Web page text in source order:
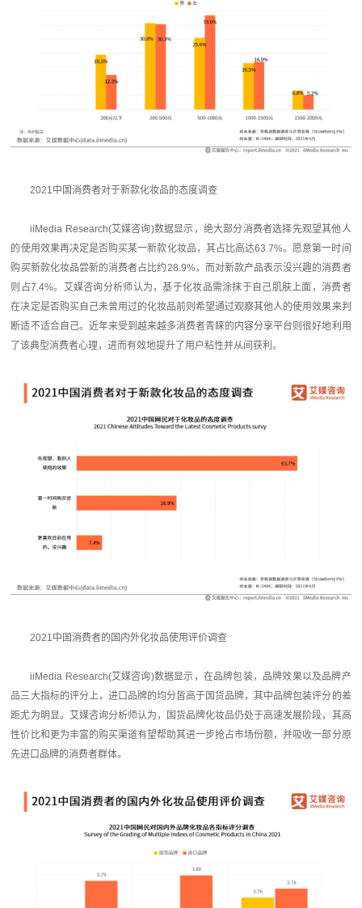
2021中国消费者对于新款化妆品的态度调查
iiMedia Research(艾媒咨询)数据显示，绝大部分消费者选择先观望其他人
的使用效果再决定是否购买某一新款化妆品，其占比高达63.7%。愿意第一时间
购买新款化妆品尝新的消费者占比约28.9%，而对新款产品表示没兴趣的消费者
则占7.4%。艾媒咨询分析师认为，基于化妆品需涂抹于自己肌肤上面，消费者
在决定是否购买自己未曾用过的化妆品前则希望通过观察其他人的使用效果来判
断适不适合自己。近年来受到越来越多消费者青睐的内容分享平台则很好地利用
了该典型消费者心理，进而有效地提升了用户粘性并从间获利。
2021中国消费者的国内外化妆品使用评价调查
iiMedia Research(艾媒咨询)数据显示，在品牌包装，品牌效果以及品牌产
品三大指标的评分上，进口品牌的均分皆高于国货品牌，其中品牌包装评分的差
距尤为明显。艾媒咨询分析师认为，国货品牌化妆品仍处于高速发展阶段，其高
性价比和更为丰富的购买渠道有望帮助其进一步抢占市场份额，并吸收一部分原
先进口品牌的消费者群体。